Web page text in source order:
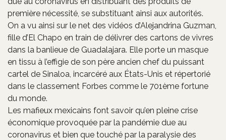
première nécessité, se substituant ainsi aux autorités.
On a vu ainsi sur le net des vidéos d’Alejandrina Guzman,
fille d’El Chapo en train de délivrer des cartons de vivres
dans la banlieue de Guadalajara. Elle porte un masque
en tissu à l’effigie de son père ancien chef du puissant
cartel de Sinaloa, incarcéré aux États-Unis et répertorié
dans le classement Forbes comme le 701ème fortune
du monde.
Les mafieux mexicains font savoir qu’en pleine crise
économique provoquée par la pandémie due au
coronavirus et bien que touché par la paralysie des